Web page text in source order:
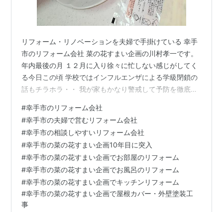
リフォーム・リノベーションを夫婦で手掛けている 幸手
市のリフォーム会社 菜の花すまい企画の川村孝一です。
年内最後の月 １２月に入り徐々に忙しない感じがしてく
る今日この頃 学校ではインフルエンザによる学級閉鎖の
話もチラホラ・・ 我が家もかなり警戒して予防を徹底し
たりなどの 衛生面はもちろんですが、 夜更かしをせず
（めざせ睡眠時間８時間以上） 栄養とバランスの良い食
事 すこし運動・・と言っても現場での動きだけですが。
そんな中でも食事だけは気を付けていますが 先日妻と娘
が手作り春巻きに挑戦してくれました。 ↑ 背が伸びた娘
最近パッと見では妻と…
#幸手市のリフォーム会社
#幸手市の夫婦で営むリフォーム会社
#幸手市の相談しやすいリフォーム会社
#幸手市の菜の花すまい企画10年目に突入
#幸手市の菜の花すまい企画でお部屋のリフォーム
#幸手市の菜の花すまい企画でお風呂のリフォーム
#幸手市の菜の花すまい企画でキッチンリフォーム
#幸手市の菜の花すまい企画で屋根カバー・外壁塗装工
事